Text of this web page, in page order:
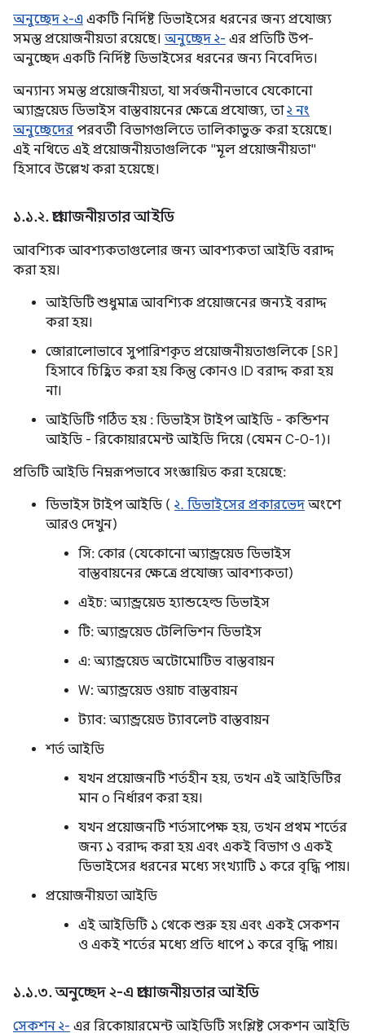
অনুচ্ছেদ ২-এ একটি নির্দিষ্ট ডিভাইসের ধরনের জন্য প্রযোজ্য
সমস্ত প্রয়োজনীয়তা রয়েছে। অনুচ্ছেদ ২- এর প্রতিটি উপ-
অনুচ্ছেদ একটি নির্দিষ্ট ডিভাইসের ধরনের জন্য নিবেদিত।
অন্যান্য সমস্ত প্রয়োজনীয়তা, যা সর্বজনীনভাবে যেকোনো
অ্যান্ড্রয়েড ডিভাইস বাস্তবায়নের ক্ষেত্রে প্রযোজ্য, তা২ নং
অনুচ্ছেদের পরবর্তী বিভাগগুলিতে তালিকাভুক্ত করা হয়েছে।
এই নথিতে এই প্রয়োজনীয়তাগুলিকে "মূল প্রয়োজনীয়তা"
হিসাবে উল্লেখ করা হয়েছে।
১.১.২.প্রয়োজনীয়তার আইডি
আবশ্যিক আবশ্যকতাগুলোর জন্য আবশ্যকতা আইডি বরাদ্দ
করা হয়।
আইডিটি শুধুমাত্র আবশ্যিক প্রয়োজনের জন্যই বরাদ্দ
করা হয়।
জোরালোভাবে সুপারিশকৃত প্রয়োজনীয়তাগুলিকে [SR]
হিসাবে চিহ্নিত করা হয় কিন্তু কোনও ID বরাদ্দ করা হয়
না।
আইডিটি গঠিত হয় : ডিভাইস টাইপ আইডি - কন্ডিশন
আইডি - রিকোয়ারমেন্ট আইডি দিয়ে (যেমন C-0-1)।
প্রতিটি আইডি নিম্নরূপভাবে সংজ্ঞায়িত করা হয়েছে:
ডিভাইস টাইপ আইডি ( ২. ডিভাইসের প্রকারভেদ অংশে
আরও দেখুন)
সি: কোর (যেকোনো অ্যান্ড্রয়েড ডিভাইস
বাস্তবায়নের ক্ষেত্রে প্রযোজ্য আবশ্যকতা)
এইচ: অ্যান্ড্রয়েড হ্যান্ডহেল্ড ডিভাইস
টি: অ্যান্ড্রয়েড টেলিভিশন ডিভাইস
এ: অ্যান্ড্রয়েড অটোমোটিভ বাস্তবায়ন
W: অ্যান্ড্রয়েড ওয়াচ বাস্তবায়ন
ট্যাব: অ্যান্ড্রয়েড ট্যাবলেট বাস্তবায়ন
শর্ত আইডি
যখন প্রয়োজনটি শর্তহীন হয়, তখন এই আইডিটির
মান ০ নির্ধারণ করা হয়।
যখন প্রয়োজনটি শর্তসাপেক্ষ হয়, তখন প্রথম শর্তের
জন্য ১ বরাদ্দ করা হয় এবং একই বিভাগ ও একই
ডিভাইসের ধরনের মধ্যে সংখ্যাটি ১ করে বৃদ্ধি পায়।
প্রয়োজনীয়তা আইডি
এই আইডিটি ১ থেকে শুরু হয় এবং একই সেকশন
ও একই শর্তের মধ্যে প্রতি ধাপে ১ করে বৃদ্ধি পায়।
১.১.৩.অনুচ্ছেদ ২-এ প্রয়োজনীয়তার আইডি
সেকশন ২- এর রিকোয়ারমেন্ট আইডিটি সংশ্লিষ্ট সেকশন আইডি